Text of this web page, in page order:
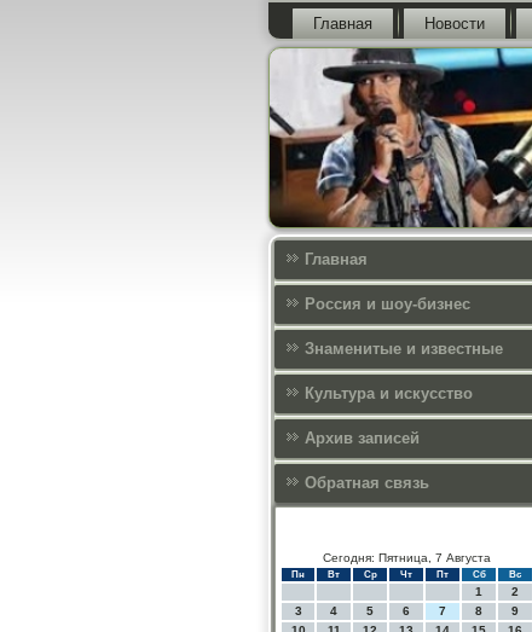
Главная Новости
Главная
Россия и шоу-бизнес
Знаменитые и известные
Культура и искусcтво
Архив записей
Обратная связь
Сегодня: Пятница, 7 Августа
Пн Вт Ср Чт Пт Сб Вс
1
2
3
4 5 6 7 8
9